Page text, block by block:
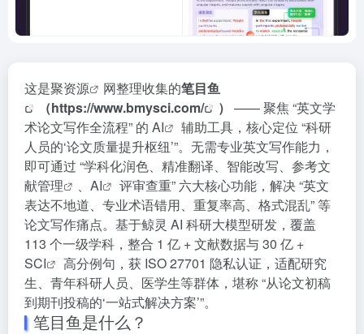
这是聚资源 网整理收集的笔目鱼
（https://www.bmysci.com/ ） —— 聚焦 “英文学
术论文写作全流程” 的 AI
辅助工具，核心定位 “科研
人员的‘论文质量提升枢纽’”。无需专业英文写作能力，
即可通过 “学科化润色、精准翻译、智能改写、 参考文
献管理
、 AI
评审查重” 六大核心功能，解决 “英文
表达不地道、专业术语错用、重复率高、格式混乱” 等
论文写作痛点。基于鲸灵 AI 科研大模型研发，覆盖
113 个一级学科，整合 1 亿 + 文献数据与 30 亿 +
SCI
高分例句，获 ISO 27701 隐私认证，适配研究
生、青年科研人员、医学生等群体，堪称 “从论文初稿
到期刊投稿的‘一站式解决方案’”。
笔目鱼是什么？